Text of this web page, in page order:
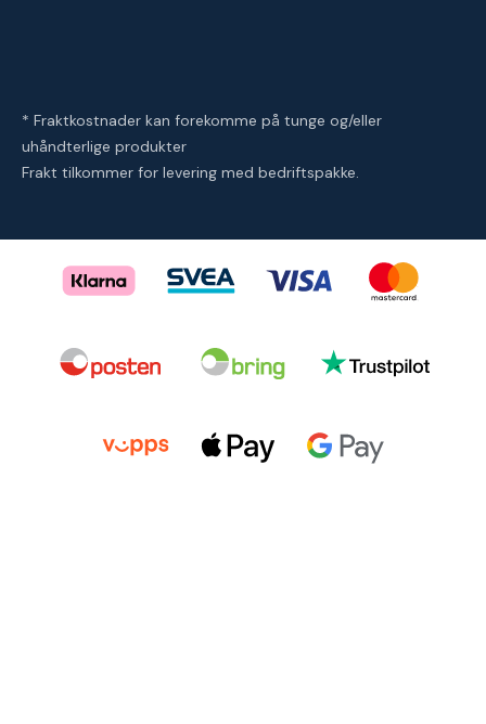
* Fraktkostnader kan forekomme på tunge og/eller
uhåndterlige produkter
Frakt tilkommer for levering med bedriftspakke.